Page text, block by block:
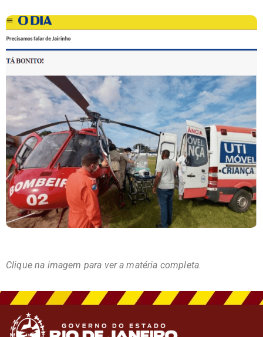
Clique na imagem para ver a matéria completa.